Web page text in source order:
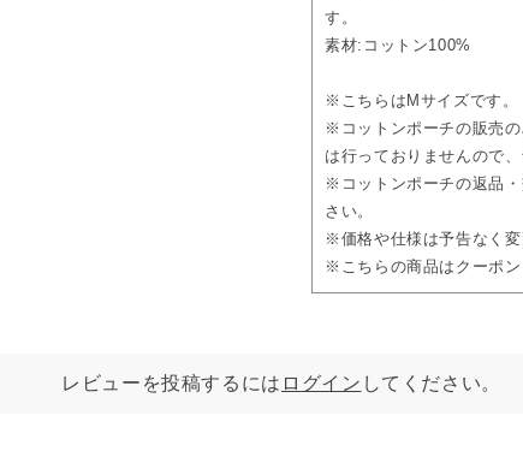
す。
素材:コットン100%
※こちらはMサイズです。
※コットンポーチの販売
は行っておりませんので
※コットンポーチの返品
さい。
※価格や仕様は予告なく変
※こちらの商品はクーポン
レビューを投稿するには ログイン してください。